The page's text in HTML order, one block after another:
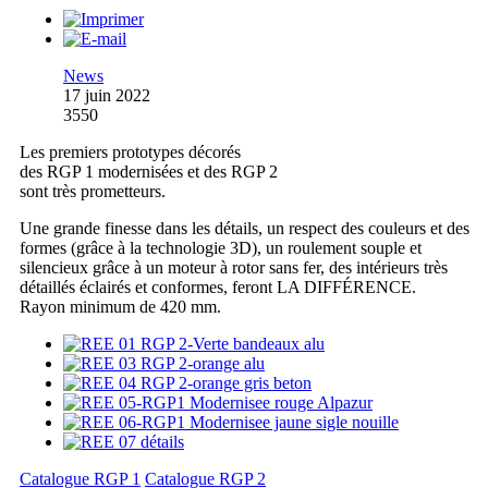
News
17 juin 2022
3550
Les premiers prototypes décorés
des RGP 1 modernisées et des RGP 2
sont très prometteurs.
Une grande finesse dans les détails, un respect des couleurs et des
formes (grâce à la technologie 3D), un roulement souple et
silencieux grâce à un moteur à rotor sans fer, des intérieurs très
détaillés éclairés et conformes, feront LA DIFFÉRENCE.
Rayon minimum de 420 mm.
Catalogue RGP 1 Catalogue RGP 2